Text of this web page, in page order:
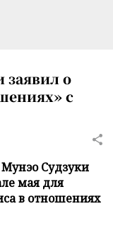
заявил о
с
Судзуки
мая для
в отношениях